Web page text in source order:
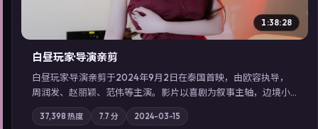
1:38:28
白昼玩家·导演亲剪
白昼玩家·导演亲剪于2024年9月2日在泰国首映，由欧容执导，
周润发、赵丽颖、范伟等主演。影片以喜剧为叙事主轴，边境小
镇的平静被一封匿名信彻底打破；摄影与配乐强化地域气质；站
内亦可通过「国产免费观看高清电视剧在线看」延展检索同类型
37,398 热度 7.7 分 2024-03-15